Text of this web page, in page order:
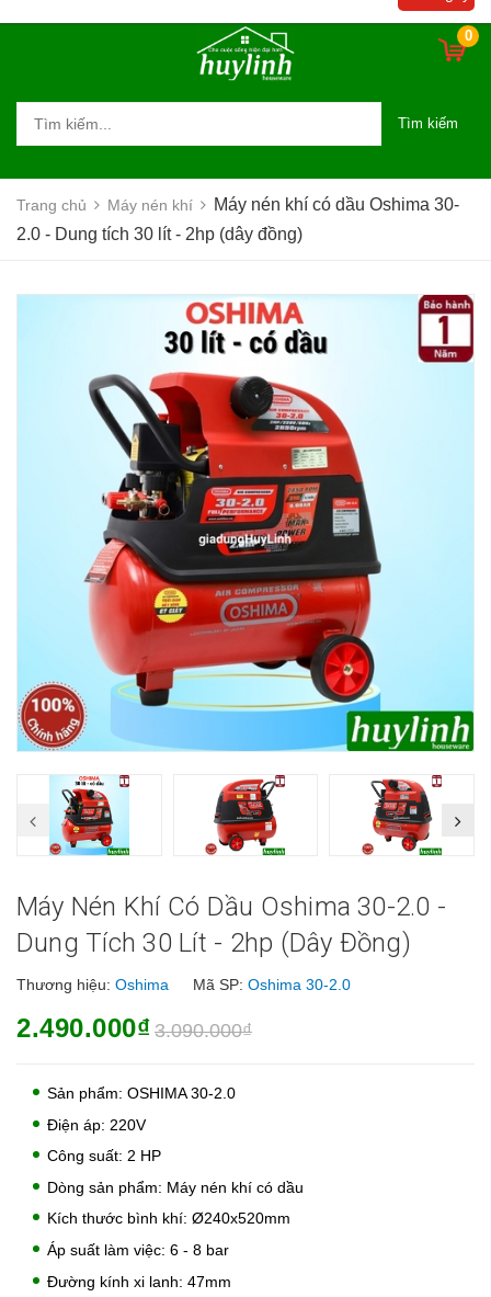
0
Tìm kiếm
Trang chủ Máy nén khí
Máy nén khí có dầu Oshima 30-
2.0 - Dung tích 30 lít - 2hp (dây đồng)
Máy Nén Khí Có Dầu Oshima 30-2.0 -
Dung Tích 30 Lít - 2hp (dây Đồng)
Thương hiệu: Oshima Mã SP: Oshima 30-2.0
2.490.000₫ 3.090.000₫
Sản phẩm: OSHIMA 30-2.0
Điện áp: 220V
Công suất: 2 HP
Dòng sản phẩm: Máy nén khí có dầu
Kích thước bình khí: Ø240x520mm
Áp suất làm việc: 6 - 8 bar
Đường kính xi lanh: 47mm